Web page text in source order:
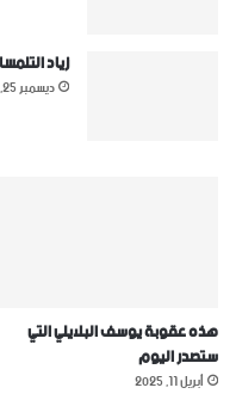
زياد
ديسمبر 25, 2024
هذه عقوبة يوسف البلايلي التي
ستصدر اليوم
أبريل 11, 2025